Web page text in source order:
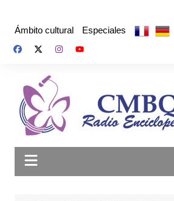
Ámbito cultural Especiales